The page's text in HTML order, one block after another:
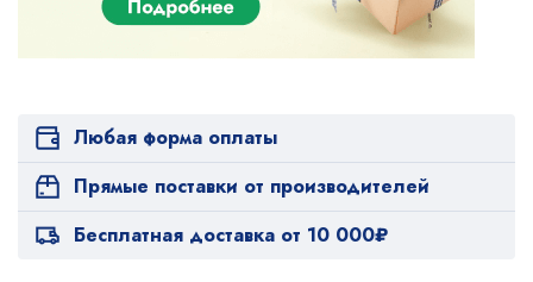
Любая форма оплаты
Прямые поставки от производителей
Бесплатная доставка от 10 000₽